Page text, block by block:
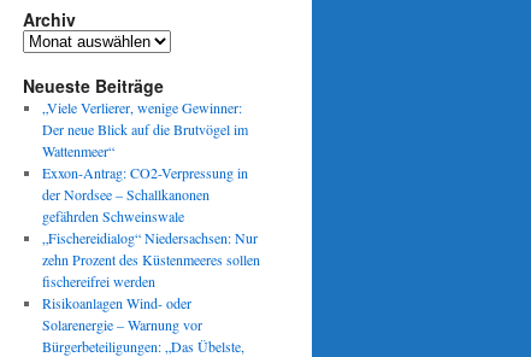
Archiv
Archiv
Neueste Beiträge
„Viele Verlierer, wenige Gewinner:
Der neue Blick auf die Brutvögel im
Wattenmeer“
Exxon-Antrag: CO2-Verpressung in
der Nordsee – Schallkanonen
gefährden Schweinswale
„Fischereidialog“ Niedersachsen: Nur
zehn Prozent des Küstenmeeres sollen
fischereifrei werden
Risikoanlagen Wind- oder
Solarenergie – Warnung vor
Bürgerbeteiligungen: „Das Übelste,